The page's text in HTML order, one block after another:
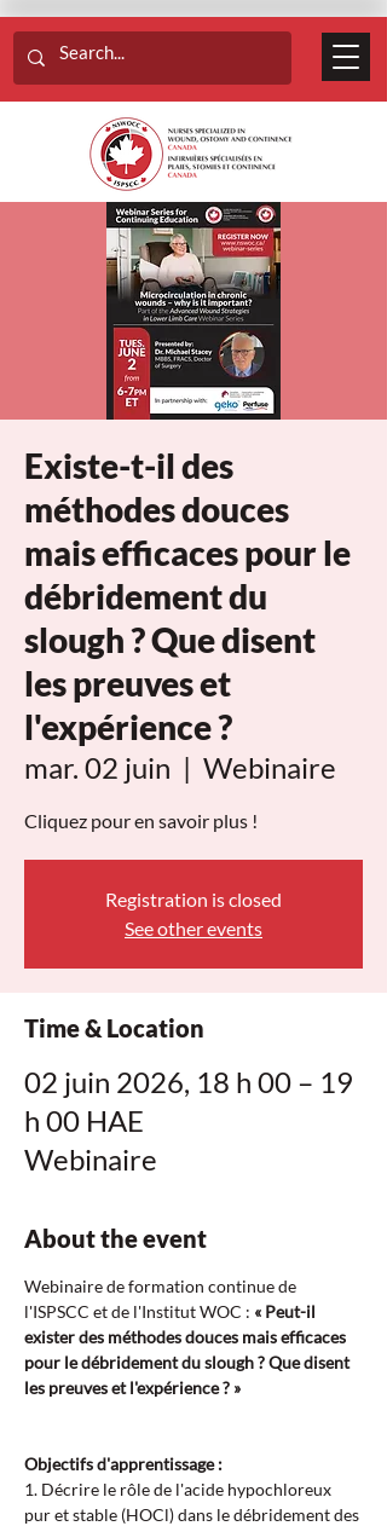
Existe-t-il des
méthodes douces
mais efficaces pour le
débridement du
slough ? Que disent
les preuves et
l'expérience ?
mar. 02 juin
  |
Webinaire
Cliquez pour en savoir plus !
Registration is closed
See other events
Time & Location
02 juin 2026, 18 h 00 – 19
h 00 HAE
Webinaire
About the event
Webinaire de formation continue de
l'ISPSCC et de l'Institut WOC : « Peut-il
exister des méthodes douces mais efficaces
pour le débridement du slough ? Que disent
les preuves et l'expérience ? »
Objectifs d'apprentissage :
1. Décrire le rôle de l'acide hypochloreux
pur et stable (HOCl) dans le débridement des